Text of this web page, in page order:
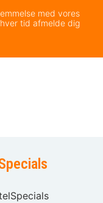
med vores
tid afmelde dig